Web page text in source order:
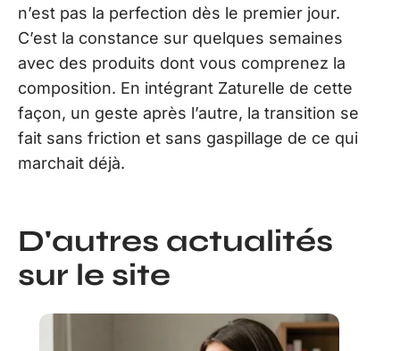
n’est pas la perfection dès le premier jour.
C’est la constance sur quelques semaines
avec des produits dont vous comprenez la
composition. En intégrant Zaturelle de cette
façon, un geste après l’autre, la transition se
fait sans friction et sans gaspillage de ce qui
marchait déjà.
D'autres actualités
sur le site